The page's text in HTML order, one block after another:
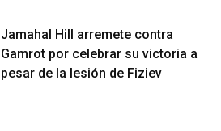
Jamahal Hill arremete contra
Gamrot por celebrar su victoria a
pesar de la lesión de Fiziev